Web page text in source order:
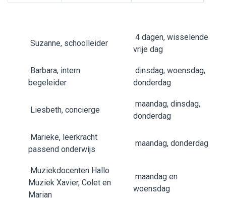
Suzanne, schoolleider
4 dagen, wisselende
vrije dag
Barbara, intern
begeleider
dinsdag, woensdag,
donderdag
Liesbeth, concierge
maandag, dinsdag,
donderdag
Marieke, leerkracht
passend onderwijs
maandag, donderdag
Muziekdocenten Hallo
Muziek Xavier, Colet en
Marian
maandag en
woensdag